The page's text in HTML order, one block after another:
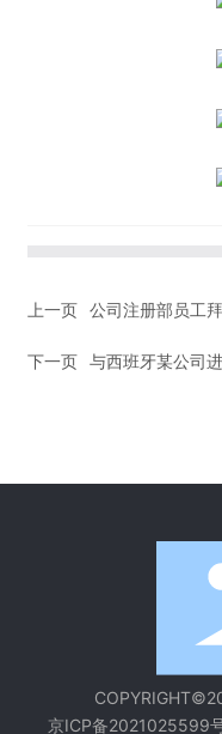
上一页 公司注册部员工
下一页 与西班牙某公司
京ICP备2021025599